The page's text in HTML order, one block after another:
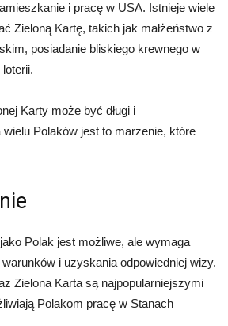
i pracę w USA. Istnieje wiele
Zieloną Kartę, takich jak małżeństwo z
posiadanie bliskiego krewnego w
Karty może być długi i
Polaków jest to marzenie, które
Polak jest możliwe, ale wymaga
i uzyskania odpowiedniej wizy.
Zielona Karta są najpopularniejszymi
Polakom pracę w Stanach